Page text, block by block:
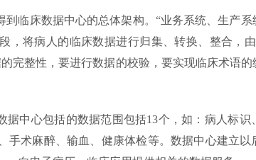
到临床数据中心的总体架构。“业务系统、生产
，将病人的临床数据进行归集、转换、整合，
完整性，要进行数据的校验，要实现临床术语的
据中心包括的数据范围包括13个，如：病人标识
手术麻醉、输血、健康体检等。数据中心建立